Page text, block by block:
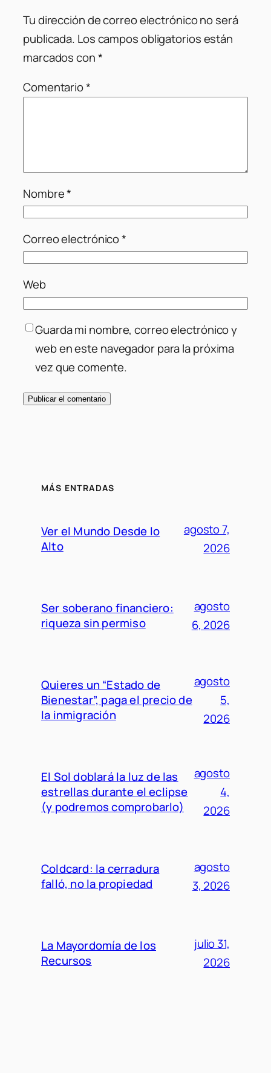
Tu dirección de correo electrónico no será
publicada. Los campos obligatorios están
marcados con*
Comentario*
Nombre*
Correo electrónico*
Web
Guarda mi nombre, correo electrónico y
web en este navegador para la próxima
vez que comente.
MÁS ENTRADAS
Ver el Mundo Desde lo
Alto
agosto 7,
2026
Ser soberano financiero:
riqueza sin permiso
agosto
6, 2026
Quieres un “Estado de
Bienestar”, paga el precio de
la inmigración
agosto
5,
2026
El Sol doblará la luz de las
estrellas durante el eclipse
(y podremos comprobarlo)
agosto
4,
2026
Coldcard: la cerradura
falló, no la propiedad
agosto
3, 2026
La Mayordomía de los
Recursos
julio 31,
2026